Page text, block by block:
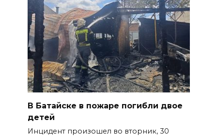
В Батайске в пожаре погибли двое
детей
Инцидент произошел во вторник, 30